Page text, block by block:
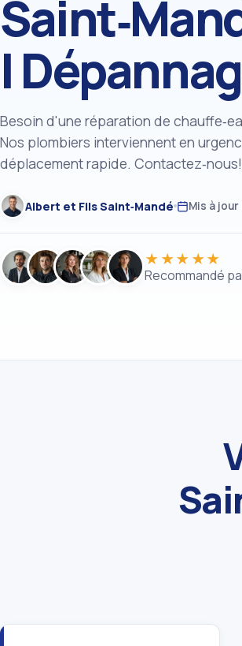
|
Besoin d'une réparation de
Nos plombiers interviennent en
déplacement rapide. Contactez‑nous!
Albert et Fils Saint‑Mandé Mis à jour
★★★★★
Recommandé